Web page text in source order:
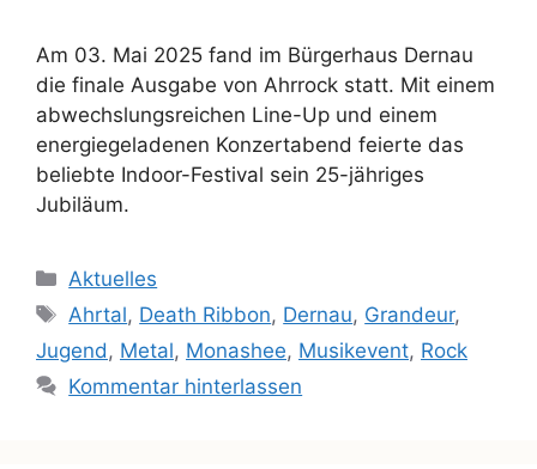
Am 03. Mai 2025 fand im Bürgerhaus Dernau
die finale Ausgabe von Ahrrock statt. Mit einem
abwechslungsreichen Line-Up und einem
energiegeladenen Konzertabend feierte das
beliebte Indoor-Festival sein 25-jähriges
Jubiläum.
Aktuelles
Ahrtal, Death Ribbon, Dernau, Grandeur,
Jugend , Metal, Monashee, Musikevent, Rock
Kommentar hinterlassen